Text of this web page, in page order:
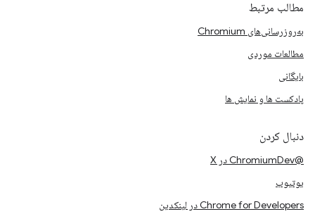
مطالب مرتبط
به‌روزرسانی‌های Chromium
مطالعات موردی
بایگانی
پادکست ها و نمایش ها
دنبال کردن
@ChromiumDev در X
یوتیوب
Chrome for Developers در لینکدین